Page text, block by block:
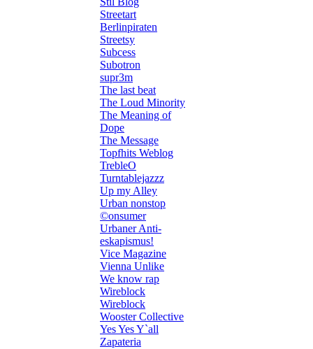
Streetart
Berlinpiraten
Streetsy
Subcess
Subotron
supr3m
The last beat
The Loud Minority
The Meaning of
Dope
The Message
Topfhits Weblog
TrebleO
Turntablejazzz
Up my Alley
Urban nonstop
©onsumer
Urbaner Anti-
eskapismus!
Vice Magazine
Vienna Unlike
We know rap
Wireblock
Wireblock
Wooster Collective
Yes Yes Y`all
Zapateria